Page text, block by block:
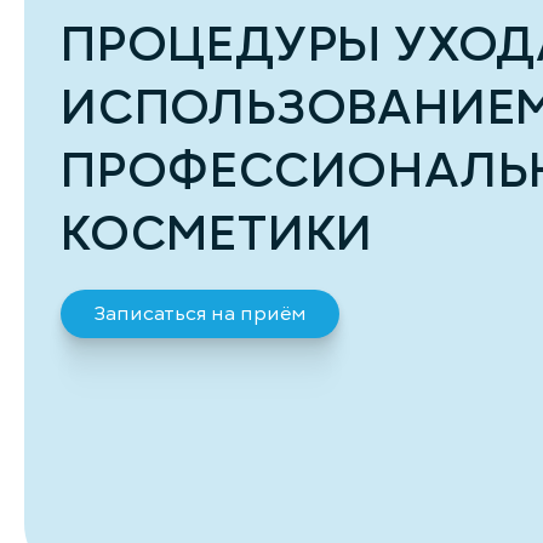
ПРОЦЕДУРЫ
КОСМЕТИКИ
Записаться на приём